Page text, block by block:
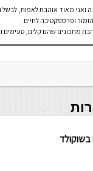
ואני מאוד אוהבת לאפות, לבשל
ופרספקטיבה לחיים.
מתכונים שהם קלים, טעימים